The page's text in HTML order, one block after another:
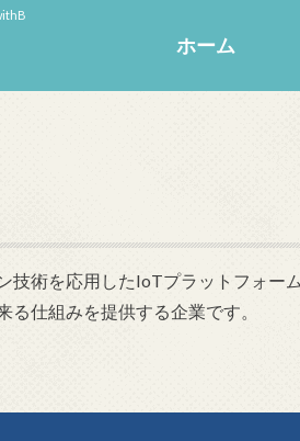
ホーム
術を応用したIoTプラットフォー
仕組みを提供する企業です。